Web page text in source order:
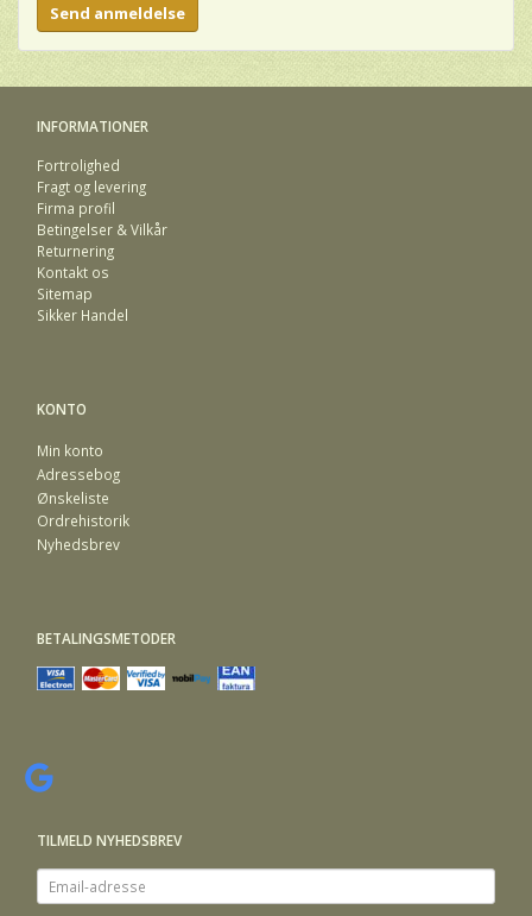
Send anmeldelse
INFORMATIONER
Fortrolighed
Fragt og levering
Firma profil
Betingelser & Vilkår
Returnering
Kontakt os
Sitemap
Sikker Handel
KONTO
Min konto
Adressebog
Ønskeliste
Ordrehistorik
Nyhedsbrev
BETALINGSMETODER
TILMELD NYHEDSBREV
Email-
adresse